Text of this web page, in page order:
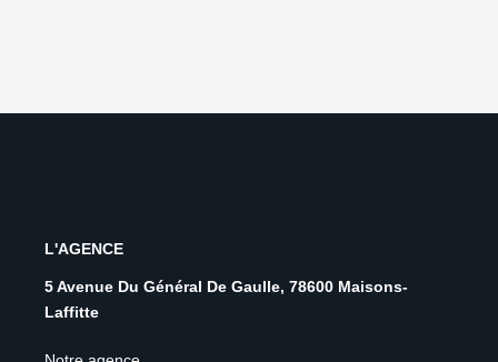
L'AGENCE
5 Avenue Du Général De Gaulle, 78600 Maisons-
Laffitte